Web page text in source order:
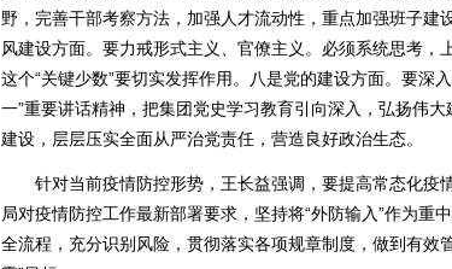
野，完善干部考察方法，加强人才流动性，重点加强班子建
风建设方面。要力戒形式主义、官僚主义。必须系统思考，
这个“关键少数”要切实发挥作用。八是党的建设方面。要深
一”重要讲话精神，把集团党史学习教育引向深入，弘扬伟
建设，层层压实全面从严治党责任，营造良好政治生态。
针对当前疫情防控形势，王长益强调，要提高常态化疫
局对疫情防控工作最新部署要求，坚持将“外防输入”作为重
全流程，充分识别风险，贯彻落实各项规章制度，做到有效